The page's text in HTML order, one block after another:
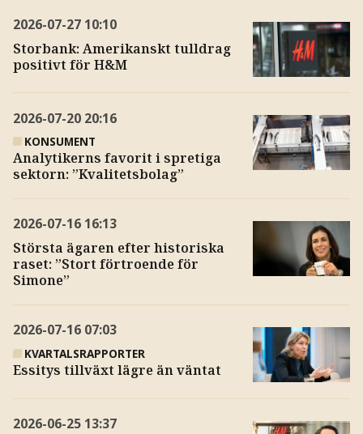
2026-07-27 10:10
Storbank: Amerikanskt tulldrag
positivt för H&M
2026-07-20 20:16
KONSUMENT
Analytikerns favorit i spretiga
sektorn: ”Kvalitetsbolag”
2026-07-16 16:13
Största ägaren efter historiska
raset: ”Stort förtroende för
Simone”
2026-07-16 07:03
KVARTALSRAPPORTER
Essitys tillväxt lägre än väntat
2026-06-25 13:37